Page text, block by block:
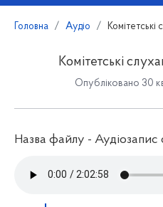
Головна Аудіо Комітетські
Комітетські
Опубліковано 30
Назва файлу - Аудіозапис